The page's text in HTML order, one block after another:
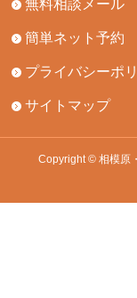
無料相談メール
簡単ネット予約
プライバシーポ
サイトマップ
Copyright © 相模原